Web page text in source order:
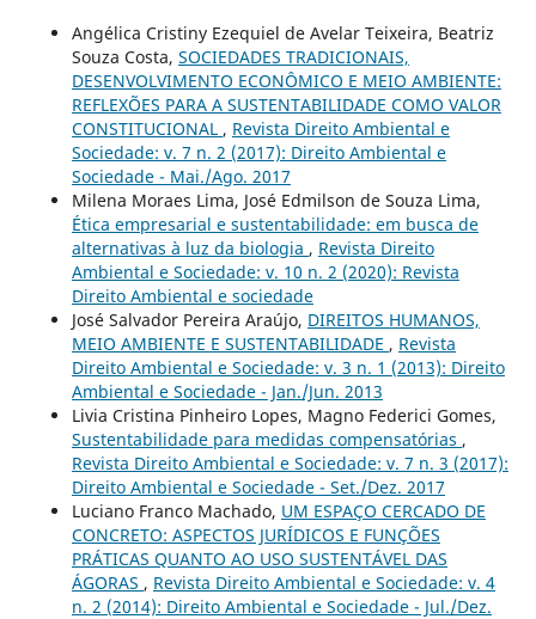
Angélica Cristiny Ezequiel de Avelar Teixeira, Beatriz
Souza Costa, SOCIEDADES TRADICIONAIS,
DESENVOLVIMENTO ECONÔMICO E MEIO AMBIENTE:
REFLEXÕES PARA A SUSTENTABILIDADE COMO VALOR
CONSTITUCIONAL , Revista Direito Ambiental e
Sociedade: v. 7 n. 2 (2017): Direito Ambiental e
Sociedade - Mai./Ago. 2017
Milena Moraes Lima, José Edmilson de Souza Lima,
Ética empresarial e sustentabilidade: em busca de
alternativas à luz da biologia , Revista Direito
Ambiental e Sociedade: v. 10 n. 2 (2020): Revista
Direito Ambiental e sociedade
José Salvador Pereira Araújo, DIREITOS HUMANOS,
MEIO AMBIENTE E SUSTENTABILIDADE , Revista
Direito Ambiental e Sociedade: v. 3 n. 1 (2013): Direito
Ambiental e Sociedade - Jan./Jun. 2013
Livia Cristina Pinheiro Lopes, Magno Federici Gomes,
Sustentabilidade para medidas compensatórias ,
Revista Direito Ambiental e Sociedade: v. 7 n. 3 (2017):
Direito Ambiental e Sociedade - Set./Dez. 2017
Luciano Franco Machado, UM ESPAÇO CERCADO DE
CONCRETO: ASPECTOS JURÍDICOS E FUNÇÕES
PRÁTICAS QUANTO AO USO SUSTENTÁVEL DAS
ÁGORAS , Revista Direito Ambiental e Sociedade: v. 4
n. 2 (2014): Direito Ambiental e Sociedade - Jul./Dez.